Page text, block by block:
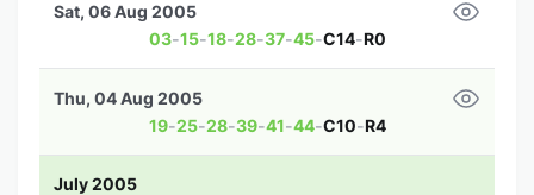
03-15-18-28-37-45-C14-R0
Sat, 06 Aug 2005
19-25-28-39-41-44-C10-R4
Thu, 04 Aug 2005
July 2005